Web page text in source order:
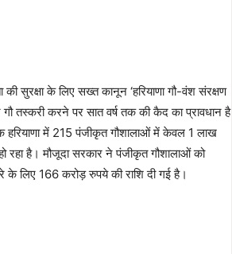
सुरक्षा के लिए सख्त कानून ‘हरियाणा गौ-वंश संरक्षण
तस्करी करने पर सात वर्ष तक की कैद का प्रावधान है
हरियाणा में 215 पंजीकृत गौशालाओं में केवल 1 लाख
है। मौजूदा सरकार ने पंजीकृत गौशालाओं को
के लिए 166 करोड़ रुपये की राशि दी गई है।